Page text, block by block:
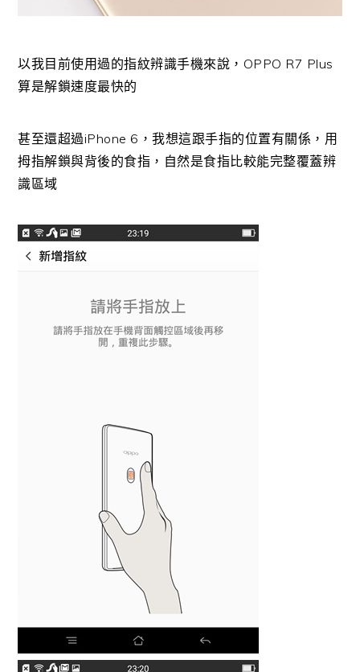
以我目前使用過的指紋辨識手機來說，OPPO R7 Plus
算是解鎖速度最快的
甚至還超過iPhone 6，我想這跟手指的位置有關係，用
拇指解鎖與背後的食指，自然是食指比較能完整覆蓋辨
識區域